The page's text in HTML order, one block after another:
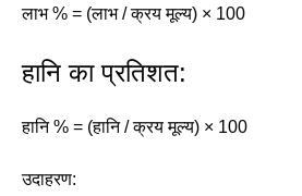
लाभ % = (लाभ / क्रय मूल्य) × 100
हानि का प्रतिशत:
हानि % = (हानि / क्रय मूल्य) × 100
उदाहरण: